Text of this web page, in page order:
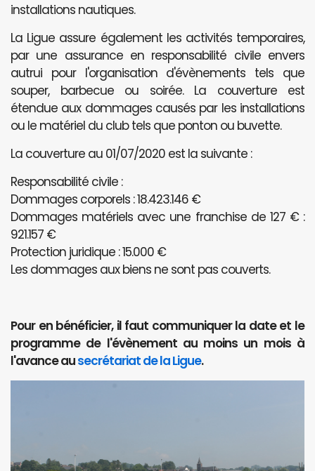
installations nautiques.
La Ligue assure également les activités temporaires,
par une assurance en responsabilité civile envers
autrui pour l'organisation d'évènements tels que
souper, barbecue ou soirée. La couverture est
étendue aux dommages causés par les installations
ou le matériel du club tels que ponton ou buvette.
La couverture au 01/07/2020 est la suivante :
Responsabilité civile :
Dommages corporels : 18.423.146 €
Dommages matériels avec une franchise de 127 € :
921.157 €
Protection juridique : 15.000 €
Les dommages aux biens ne sont pas couverts.
Pour en bénéficier, il faut communiquer la date et le
programme de l'évènement au moins un mois à
l'avance ausecrétariat de la Ligue.